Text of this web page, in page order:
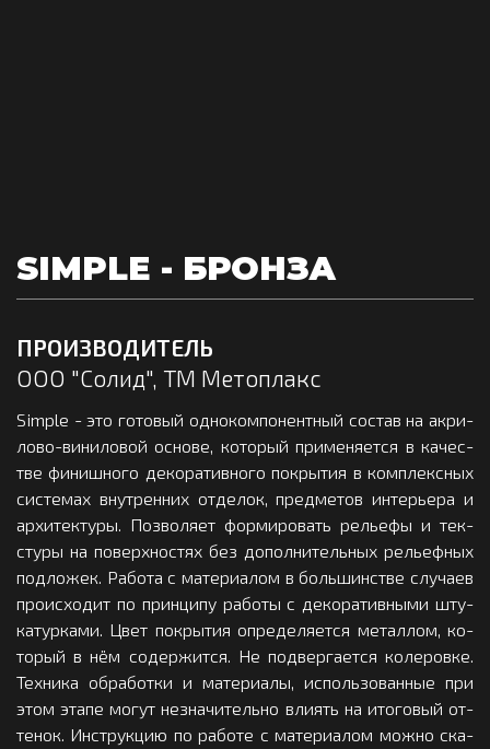
SIMPLE - БРОНЗА
ПРОИЗВОДИТЕЛЬ
ООО "Солид", ТМ Метоплакс
Simple - это го­то­вый од­но­ком­по­нен­тный сос­тав на ак­ри­
ло­во-ви­ни­ло­вой ос­но­ве, ко­то­рый при­ме­ня­ет­ся в ка­чес­
тве фи­ниш­но­го де­ко­ра­тив­но­го пок­ры­тия в ком­плек­сных
сис­те­мах внут­рен­них от­де­лок, пред­ме­тов ин­терь­ера и
ар­хи­тек­ту­ры. Поз­во­ля­ет фор­ми­ро­вать рель­ефы и тек­
сту­ры на по­вер­хнос­тях без до­пол­ни­тель­ных рель­еф­ных
под­ло­жек. Ра­бо­та с ма­те­ри­алом в боль­шинс­тве слу­ча­ев
про­ис­хо­дит по прин­ци­пу ра­бо­ты с де­ко­ра­тив­ны­ми шту­
ка­тур­ка­ми. Цвет пок­ры­тия оп­ре­де­ля­ет­ся ме­тал­лом, ко­
то­рый в нём со­дер­жит­ся. Не под­вер­га­ет­ся ко­ле­ров­ке.
Тех­ни­ка об­ра­бот­ки и ма­те­ри­алы, ис­поль­зо­ван­ные при
этом эта­пе мо­гут нез­на­чи­тель­но вли­ять на ито­го­вый от­
те­нок. Инс­трук­цию по ра­бо­те с ма­те­ри­алом мож­но ска­